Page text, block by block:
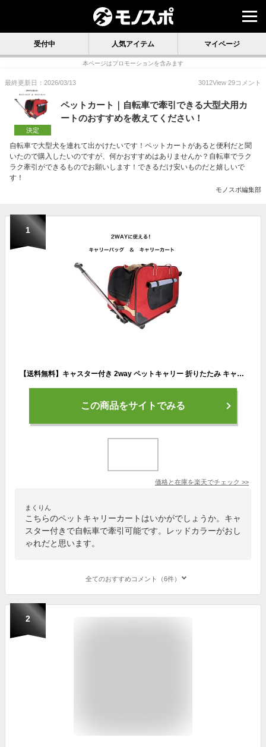
受付中 人気アイテム マイページ
本ページはプロモーションを含みます
最終更新日：2026/03/13 3012View 29コメント
決定
ペットカート｜自転車で牽引できる大型犬用カ
ートのおすすめを教えてください！
自転車で大型犬を連れて出かけたいです！ペットカートがあると便利だと聞
いたので購入したいのですが、何かおすすめはありませんか？自転車でラク
ラク牽引ができるものでお願いします！できるだけ安いものだと嬉しいで
す！
モノスポ編集部
1
【送料無料】キャスター付き 2way ペットキャリー 折りたたみ キャリーカート 犬用 犬用キャリーバッグ 手提げ ペットキャリーカート ペットカート 中型犬 大型犬対応 犬 収納 車載 省スペース お出かけ 耐荷重15kg レッド ブルー グレー ブラック
この商品をサイトでみる
価格と在庫を楽天でチェック >>
まくりん
こちらのペットキャリーカートはいかがでしょうか。キャ
スター付きで自転車で牽引可能です。レッドカラーがおし
ゃれだと思います。
全てのおすすめコメント（6件）
2